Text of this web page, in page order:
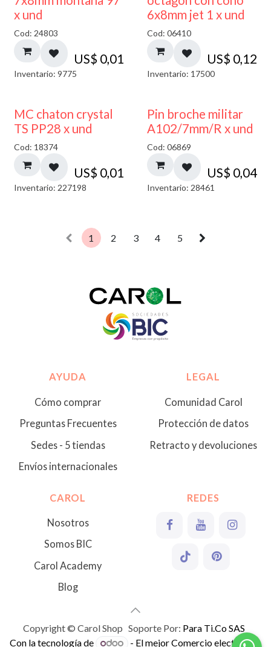
x und
Cod: 24803
US$ 0,01
Inventario: 9775
6x8mm jet 1 x und
Cod: 06410
US$ 0,12
Inventario: 17500
MC chaton crystal
TS PP28 x und
Cod: 18374
US$ 0,01
Inventario: 227198
Pin broche militar
A102/7mm/R x und
Cod: 06869
US$ 0,04
Inventario: 28461
1 2 3 4 5
AYUDA
Cómo comprar
Preguntas Frecuentes
Sedes - 5 tiendas
Envíos internacionales
LEGAL
Comunidad Carol
Protección de datos
Retracto y devoluciones
CAROL
Nosotros
Somos BIC
Carol Academy
Blog
REDES
Copyright © Carol Shop Soporte Por: Para Ti.Co SAS
Con la tecnología de
- El mejorComercio electrónico